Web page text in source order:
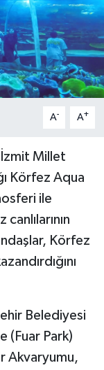
A- A+
Millet
Körfez Aqua
ile
Körfez
Belediyesi
(Fuar Park)
Akvaryumu,